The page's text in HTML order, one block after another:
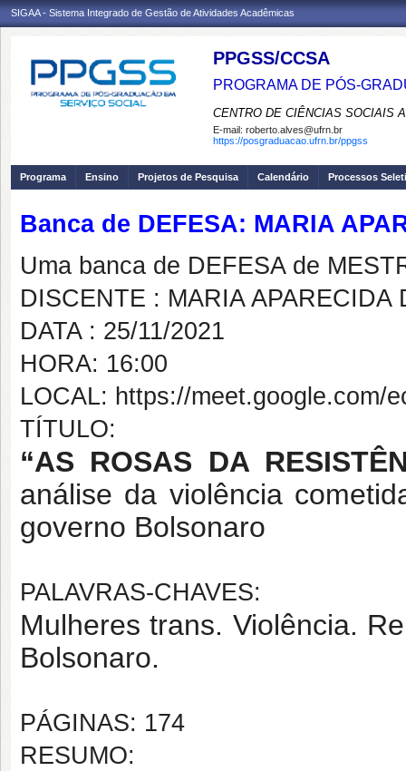
SIGAA - Sistema Integrado de Gestão de Atividades Acadêmicas
PPGSS/CCSA
PROGRAMA DE PÓS-
CENTRO DE CIÊNCIAS SOCIAIS
E-mail: roberto.alves@ufrn.br
https://posgraduacao.ufrn.br/ppgss
Programa Ensino Projetos de Pesquisa Calendário Processos
Banca de DEFESA: MARIA
Uma banca de DEFESA de
DISCENTE : MARIA APARECIDA
DATA : 25/11/2021
HORA: 16:00
LOCAL: https://meet.google.com/
TÍTULO:
“AS ROSAS DA
análise da violência
governo Bolsonaro
PALAVRAS-CHAVES:
Mulheres trans. Violência.
Bolsonaro.
PÁGINAS: 174
RESUMO: